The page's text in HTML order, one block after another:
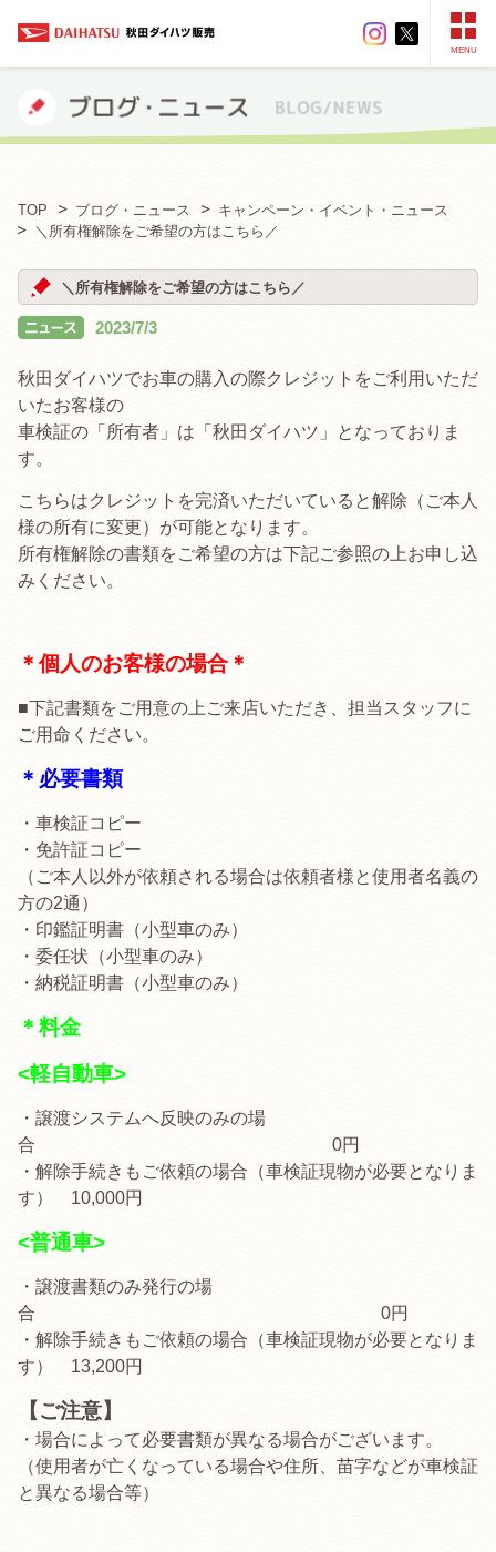
MENU
TOP ブログ・ニュース
キャンペーン・イベント・ニュース
＼所有権解除をご希望の方はこちら／
＼所有権解除をご希望の方はこちら／
2023/7/3
秋田ダイハツでお車の購入の際クレジットをご利用いただ
いたお客様の
車検証の「所有者」は「秋田ダイハツ」
となっておりま
す。
こちらはクレジットを完済いただいていると解除（ご本人
様の所有に変更）が可能となります。
所有権解除の書類をご希望の方は下記ご参照の上お申し込
みください。
＊個人のお客様の場合＊
■下記書類をご用意の上ご来店いただき、担当スタッフに
ご用命ください。
＊必要書類
・車検証コピー
・免許証コピー
（ご本人以外が依頼される場合は依頼者様と使用者名義の
方の2通）
・印鑑証明書（小型車のみ）
・委任状（小型車のみ）
・納税証明書（小型車のみ）
＊料金
<軽自動車>
・譲渡システムへ反映のみの場
合 0円
・解除手続きもご依頼の場合（車検証現物が必要となりま
す） 10,000円
<普通車>
・譲渡書類のみ発行の場
合 0円
・解除手続きもご依頼の場合（車検証現物が必要となりま
す） 13,200円
【ご注意】
・場合によって必要書類が異なる場合がございます。
（使用者が亡くなっている場合や住所、苗字などが車検証
と異なる場合等）